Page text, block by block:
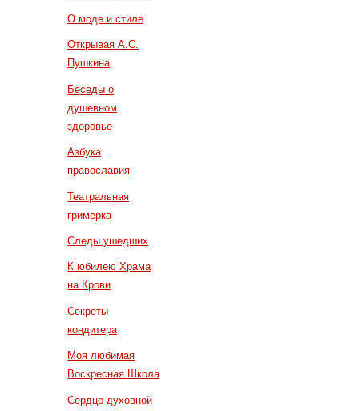
О моде и стиле
Открывая А.С.
Пушкина
Беседы о
душевном
здоровье
Азбука
православия
Театральная
гримерка
Следы ушедших
К юбилею Храма
на Крови
Секреты
кондитера
Моя любимая
Воскресная Школа
Сердце духовной